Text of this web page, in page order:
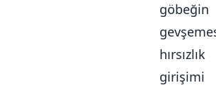
göbeğin
hırsızlık
girişimi